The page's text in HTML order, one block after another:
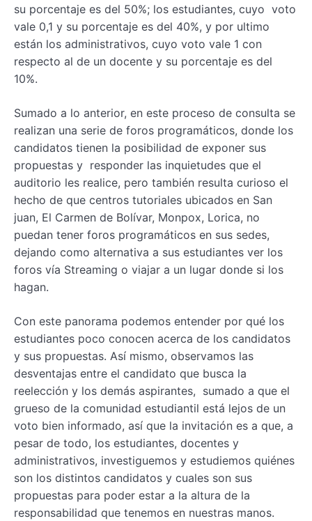
su porcentaje es del 50%; los estudiantes, cuyo voto
vale 0,1 y su porcentaje es del 40%, y por ultimo
están los administrativos, cuyo voto vale 1 con
respecto al de un docente y su porcentaje es del
10%.
Sumado a lo anterior, en este proceso de consulta se
realizan una serie de foros programáticos, donde los
candidatos tienen la posibilidad de exponer sus
propuestas y responder las inquietudes que el
auditorio les realice, pero también resulta curioso el
hecho de que centros tutoriales ubicados en San
juan, El Carmen de Bolívar, Monpox, Lorica, no
puedan tener foros programáticos en sus sedes,
dejando como alternativa a sus estudiantes ver los
foros vía Streaming o viajar a un lugar donde si los
hagan.
Con este panorama podemos entender por qué los
estudiantes poco conocen acerca de los candidatos
y sus propuestas. Así mismo, observamos las
desventajas entre el candidato que busca la
reelección y los demás aspirantes, sumado a que el
grueso de la comunidad estudiantil está lejos de un
voto bien informado, así que la invitación es a que, a
pesar de todo, los estudiantes, docentes y
administrativos, investiguemos y estudiemos quiénes
son los distintos candidatos y cuales son sus
propuestas para poder estar a la altura de la
responsabilidad que tenemos en nuestras manos.